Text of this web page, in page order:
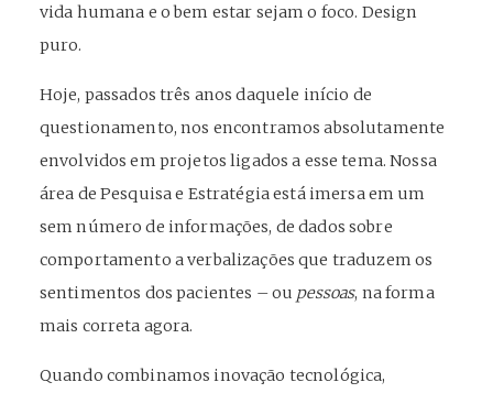
vida humana e o bem estar sejam o foco. Design
puro.
Hoje, passados três anos daquele início de
questionamento, nos encontramos absolutamente
envolvidos em projetos ligados a esse tema. Nossa
área de Pesquisa e Estratégia está imersa em um
sem número de informações, de dados sobre
comportamento a verbalizações que traduzem os
sentimentos dos pacientes – ou pessoas, na forma
mais correta agora.
Quando combinamos inovação tecnológica,